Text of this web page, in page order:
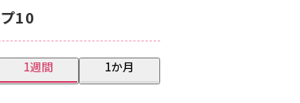
10
1週間 1か月